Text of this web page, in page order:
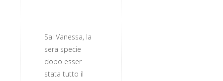
Sai Vanessa, la
sera specie
dopo esser
stata tutto il